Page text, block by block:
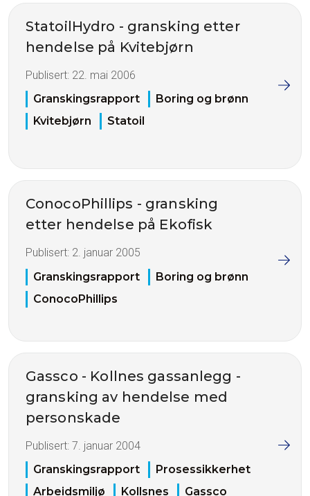
StatoilHydro - gransking etter
hendelse på Kvitebjørn
Publisert: 22. mai 2006
Granskingsrapport
Boring og brønn
Kvitebjørn
Statoil
ConocoPhillips - gransking
etter hendelse på Ekofisk
Publisert: 2. januar 2005
Granskingsrapport
Boring og brønn
ConocoPhillips
Gassco - Kollnes gassanlegg -
gransking av hendelse med
personskade
Publisert: 7. januar 2004
Granskingsrapport
Prosessikkerhet
Arbeidsmiljø
Kollsnes Gassco